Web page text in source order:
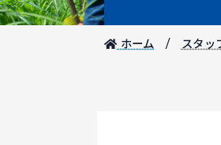
ホーム スタッ